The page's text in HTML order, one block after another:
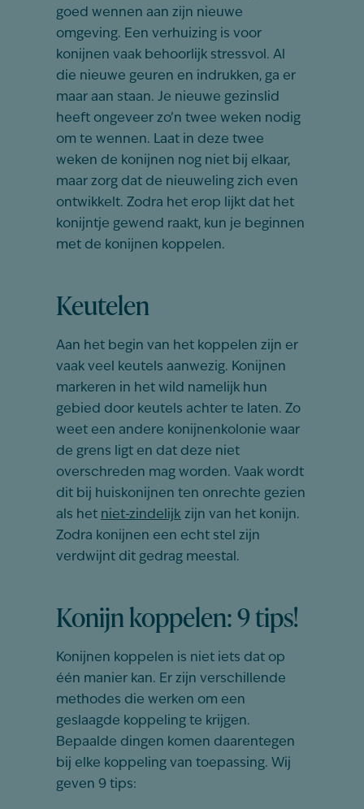
goed wennen aan zijn nieuwe
omgeving. Een verhuizing is voor
konijnen vaak behoorlijk stressvol. Al
die nieuwe geuren en indrukken, ga er
maar aan staan. Je nieuwe gezinslid
heeft ongeveer zo’n twee weken nodig
om te wennen. Laat in deze twee
weken de konijnen nog niet bij elkaar,
maar zorg dat de nieuweling zich even
ontwikkelt. Zodra het erop lijkt dat het
konijntje gewend raakt, kun je beginnen
met de konijnen koppelen.
Keutelen
Aan het begin van het koppelen zijn er
vaak veel keutels aanwezig. Konijnen
markeren in het wild namelijk hun
gebied door keutels achter te laten. Zo
weet een andere konijnenkolonie waar
de grens ligt en dat deze niet
overschreden mag worden. Vaak wordt
dit bij huiskonijnen ten onrechte gezien
als het niet-zindelijk zijn van het konijn.
Zodra konijnen een echt stel zijn
verdwijnt dit gedrag meestal.
Konijn koppelen: 9 tips!
Konijnen koppelen is niet iets dat op
één manier kan. Er zijn verschillende
methodes die werken om een
geslaagde koppeling te krijgen.
Bepaalde dingen komen daarentegen
bij elke koppeling van toepassing. Wij
geven 9 tips: